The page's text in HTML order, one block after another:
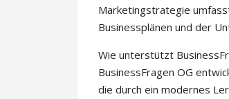
Marketingstrategie
Businessplänen und der
Wie unterstützt
BusinessFragen OG
die durch ein modernes